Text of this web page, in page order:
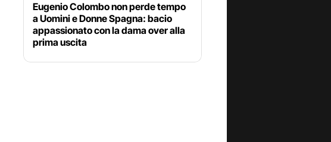
Eugenio Colombo non perde tempo
a Uomini e Donne Spagna: bacio
appassionato con la dama over alla
prima uscita